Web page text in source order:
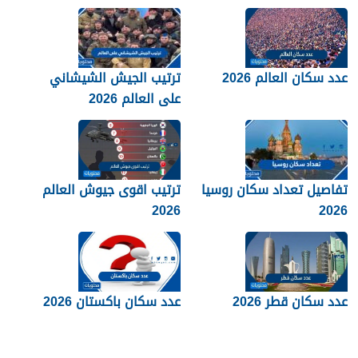
عدد سكان العالم 2026
ترتيب الجيش الشيشاني
على العالم 2026
تفاصيل تعداد سكان روسيا
2026
ترتيب اقوى جيوش العالم
2026
عدد سكان قطر 2026 عدد سكان باكستان 2026